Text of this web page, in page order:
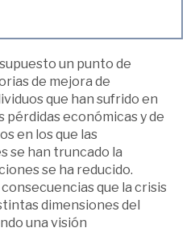
un punto de
de mejora de
que han sufrido en
económicas y de
en los que las
se han truncado la
se ha reducido.
que la crisis
dimensiones del
una visión